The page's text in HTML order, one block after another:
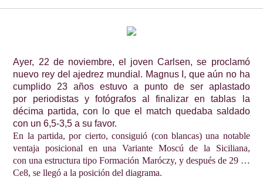
Ayer, 22 de noviembre, el joven Carlsen, se proclamó
nuevo rey del ajedrez mundial. Magnus I, que aún no ha
cumplido 23 años estuvo a punto de ser aplastado
por periodistas y fotógrafos al finalizar en tablas la
décima partida, con lo que el match quedaba saldado
con un 6,5-3,5 a su favor.
En la partida, por cierto, consiguió (con blancas) una notable
ventaja posicional en una Variante Moscú de la Siciliana,
con una estructura tipo Formación Maróczy, y después de 29 …
Ce8, se llegó a la posición del diagrama.